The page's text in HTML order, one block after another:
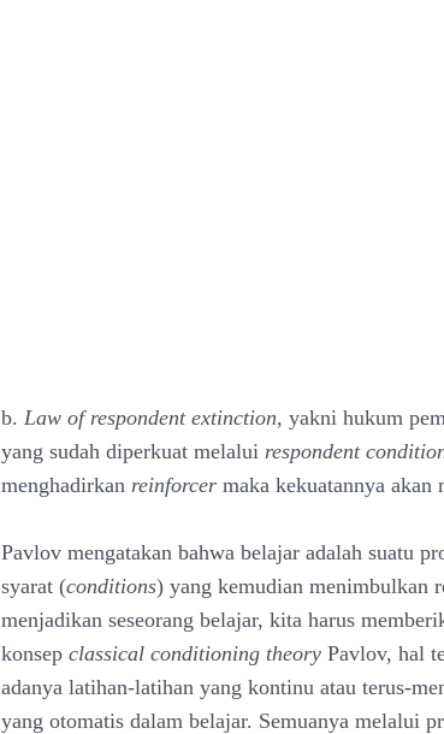
b. Law of respondent extinction, yakni hukum
yang sudah diperkuat melalui respondent
menghadirkan reinforcer maka kekuatannya akan
Pavlov mengatakan bahwa belajar adalah suatu
syarat (conditions) yang kemudian menimbulkan
menjadikan seseorang belajar, kita harus
konsep classical conditioning theory Pavlov, hal
adanya latihan-latihan yang kontinu atau terus-
yang otomatis dalam belajar. Semuanya melalui